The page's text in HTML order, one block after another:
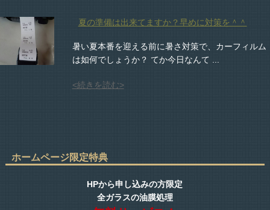
夏の準備は出来てますか？早めに対策を＾＾
暑い夏本番を迎える前に暑さ対策で、カーフィルム
は如何でしょうか？ てか今日なんて ...
<続きを読む>
ホームページ限定特典
HPから申し込みの方限定
全ガラスの油膜処理